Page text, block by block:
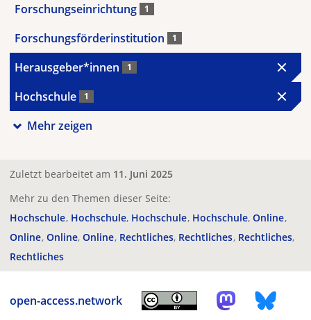
Forschungseinrichtung 1
Forschungsförderinstitution 1
Herausgeber*innen 1
Hochschule 1
Mehr zeigen
Zuletzt bearbeitet am 11. Juni 2025
Mehr zu den Themen dieser Seite:
Hochschule Hochschule Hochschule Hochschule Online
Online Online Online Rechtliches Rechtliches Rechtliches
Rechtliches
open-access.network